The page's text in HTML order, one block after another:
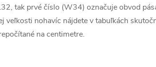
tak prvé číslo (W34) označuje obvod
veľkosti nohavíc nájdete v tabuľkách
na centimetre.